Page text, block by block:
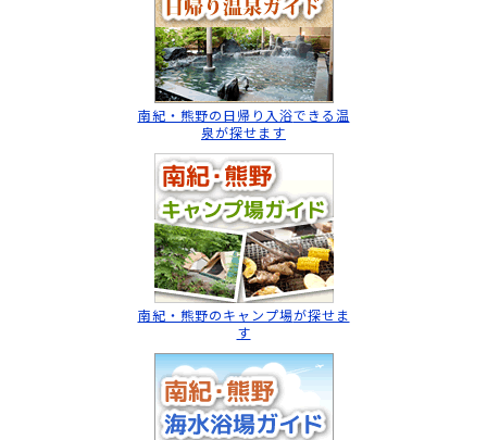
南紀・熊野の日帰り入浴できる温
泉が探せます
南紀・熊野のキャンプ場が探せま
す